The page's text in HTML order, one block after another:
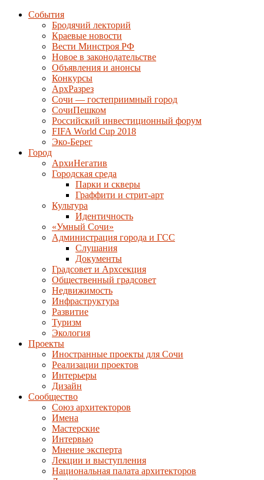
События
Бродячий лекторий
Краевые новости
Вести Минстроя РФ
Новое в законодательстве
Объявления и анонсы
Конкурсы
АрхРазрез
Сочи — гостеприимный город
СочиПешком
Российский инвестиционный форум
FIFA World Cup 2018
Эко-Берег
Город
АрхиНегатив
Городская среда
Парки и скверы
Граффити и стрит-арт
Культура
Идентичность
«Умный Сочи»
Администрация города и ГСС
Слушания
Документы
Градсовет и Архсекция
Общественный градсовет
Недвижимость
Инфраструктура
Развитие
Туризм
Экология
Проекты
Иностранные проекты для Сочи
Реализации проектов
Интерьеры
Дизайн
Сообщество
Союз архитекторов
Имена
Мастерские
Интервью
Мнение эксперта
Лекции и выступления
Национальная палата архитекторов